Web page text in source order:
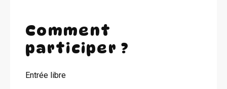
Comment
participer ?
Entrée libre